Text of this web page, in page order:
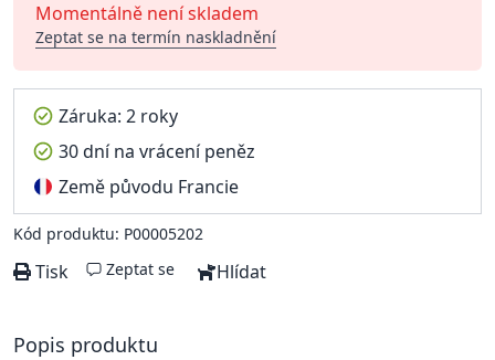
Momentálně není skladem
Zeptat se na termín naskladnění
Záruka: 2 roky
30 dní na vrácení peněz
Země původu Francie
Kód produktu: P00005202
Tisk Zeptat se Hlídat
Popis produktu